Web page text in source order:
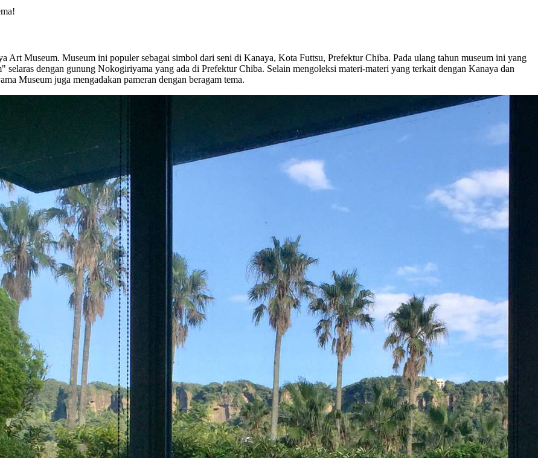
Museum. Museum ini populer sebagai simbol dari seni di Kanaya, Kota Futtsu, Prefektur Chiba. Pada ulang tahun museum ini yang
dengan gunung Nokogiriyama yang ada di Prefektur Chiba. Selain mengoleksi materi-materi yang terkait dengan Kanaya dan
Museum juga mengadakan pameran dengan beragam tema.